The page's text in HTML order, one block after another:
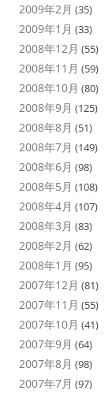
2009年2月 (35)
2009年1月 (33)
2008年12月 (55)
2008年11月 (59)
2008年10月 (80)
2008年9月 (125)
2008年8月 (51)
2008年7月 (149)
2008年6月 (98)
2008年5月 (108)
2008年4月 (107)
2008年3月 (83)
2008年2月 (62)
2008年1月 (95)
2007年12月 (81)
2007年11月 (55)
2007年10月 (41)
2007年9月 (64)
2007年8月 (98)
2007年7月 (97)